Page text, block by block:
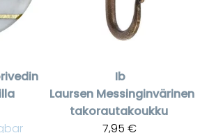
Ib
Laursen Messinginvärinen
takorautakoukku
7,95 €